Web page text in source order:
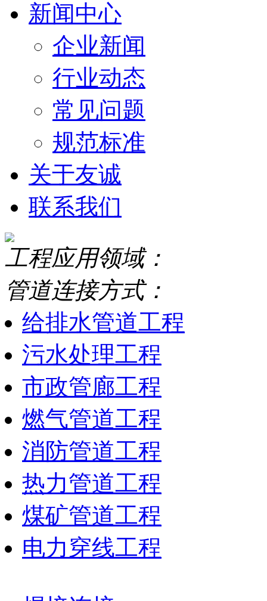
新闻中心
企业新闻
行业动态
常见问题
规范标准
关于友诚
联系我们
工程应用领域：
管道连接方式：
给排水管道工程
污水处理工程
市政管廊工程
燃气管道工程
消防管道工程
热力管道工程
煤矿管道工程
电力穿线工程